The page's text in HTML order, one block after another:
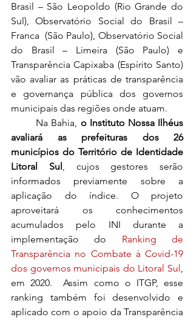
Brasil – São Leopoldo (Rio Grande do
Sul), Observatório Social do Brasil –
Franca  (São Paulo), Observatório Social
do Brasil – Limeira (São Paulo) e
Transparência Capixaba (Espírito Santo)
vão avaliar as práticas de transparência
e governança pública dos governos
municipais das regiões onde atuam.
	Na Bahia,
o Instituto Nossa Ilhéus
avaliará as prefeituras dos 26
municípios do Território de Identidade
Litoral Sul , cujos gestores serão
informados previamente sobre a
aplicação do índice. O projeto
aproveitará os conhecimentos
acumulados pelo INI durante a
implementação do Ranking de
Transparência no Combate à Covid-19
dos governos municipais do Litoral Sul ,
em 2020.  Assim como o ITGP, esse
ranking também foi desenvolvido e
aplicado com o apoio da Transparência